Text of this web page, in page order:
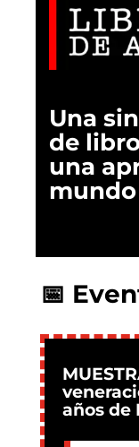
Una
de
una
📅
años de